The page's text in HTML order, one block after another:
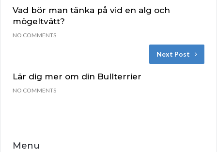
Vad bör man tänka på vid en alg och
mögeltvätt?
NO COMMENTS
Next Post
Lär dig mer om din Bullterrier
NO COMMENTS
Menu